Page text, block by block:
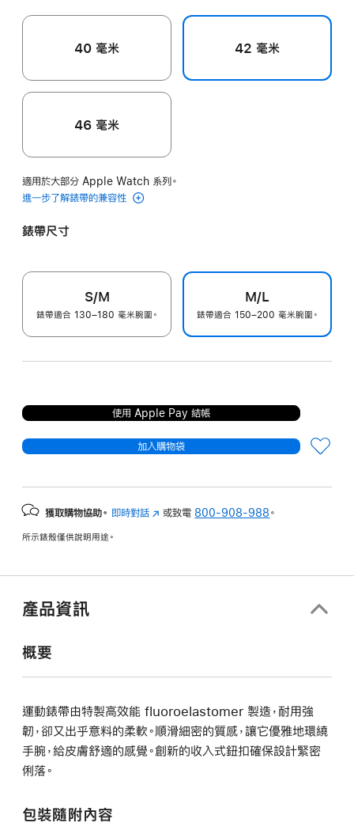
40 毫米 42 毫米
46 毫米
適用於大部分 Apple Watch 系列。
進一步了解錶帶的兼容性
錶帶尺寸
S/M
錶帶適合 130–180 毫米腕圍。
M/L
錶帶適合 150–200 毫米腕圍。
使用 Apple Pay 結帳
加入購物袋
獲取購物協助。 即時對話 (以
開
或致電 800-908-988 。
所示錶殼僅供說明用途。
產品資訊
概要
運動錶帶由特製高效能 fluoroelastomer 製造，耐用強
韌，卻又出乎意料的柔軟。順滑細密的質感，讓它優雅地環繞
手腕，給皮膚舒適的感覺。創新的收入式鈕扣確保設計緊密
俐落。
包裝隨附內容